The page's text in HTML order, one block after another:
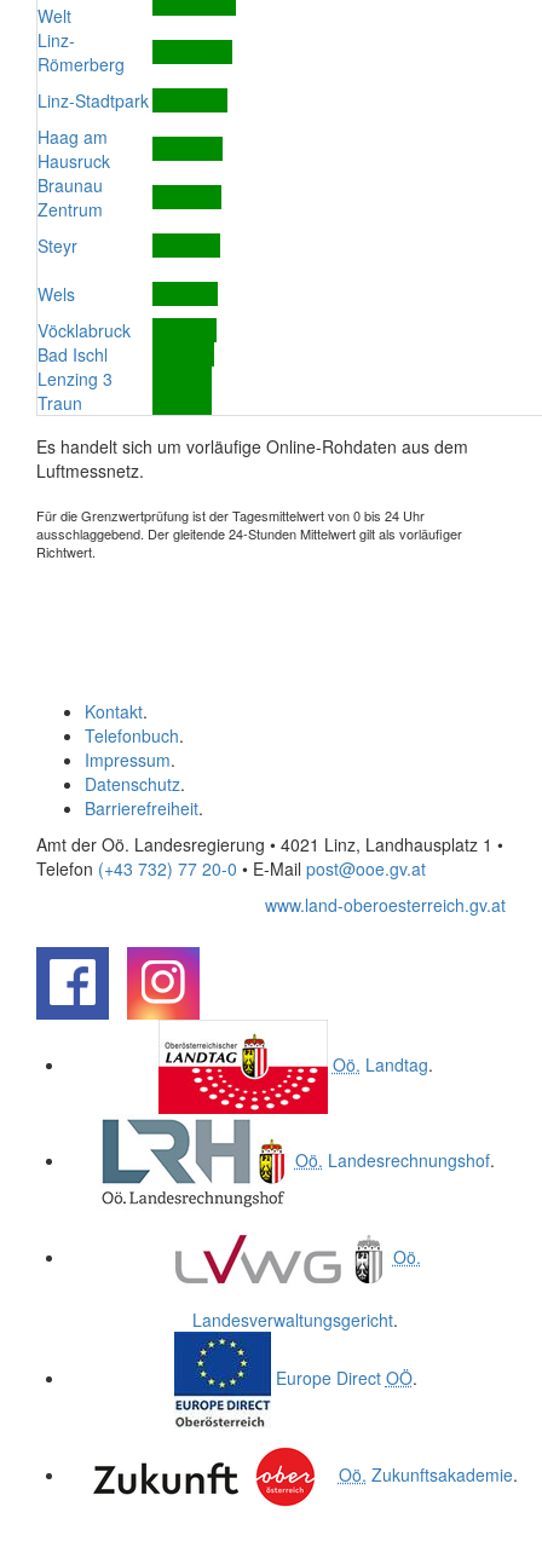
Welt
Linz-
Römerberg
Linz-Stadtpark
Haag am
Hausruck
Braunau
Zentrum
Steyr
Wels
Vöcklabruck
Bad Ischl
Lenzing 3
Traun
Es handelt sich um vorläufige Online-Rohdaten aus dem
Luftmessnetz.
Für die Grenzwertprüfung ist der Tagesmittelwert von 0 bis 24 Uhr
ausschlaggebend. Der gleitende 24-Stunden Mittelwert gilt als vorläufiger
Richtwert.
Kontakt.
Telefonbuch.
Impressum.
Datenschutz.
Barrierefreiheit.
Amt der Oö. Landesregierung • 4021 Linz, Landhausplatz 1 •
Telefon (+43 732) 77 20-0 • E-Mail post@ooe.gv.at
www.land-oberoesterreich.gv.at
Oö. Landtag.
Oö. Landesrechnungshof.
Oö.
Landesverwaltungsgericht.
Europe Direct OÖ.
Oö. Zukunftsakademie.